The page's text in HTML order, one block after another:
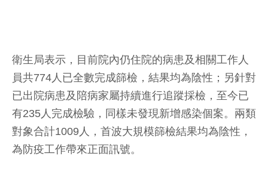
衛生局表示，目前院內仍住院的病患及相關工作人
員共774人已全數完成篩檢，結果均為陰性；另針對
已出院病患及陪病家屬持續進行追蹤採檢，至今已
有235人完成檢驗，同樣未發現新增感染個案。兩類
對象合計1009人，首波大規模篩檢結果均為陰性，
為防疫工作帶來正面訊號。